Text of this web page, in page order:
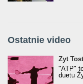
Ostatnie video
Żyt Toster/SurfAir
Żyt
"ATP"
duetu